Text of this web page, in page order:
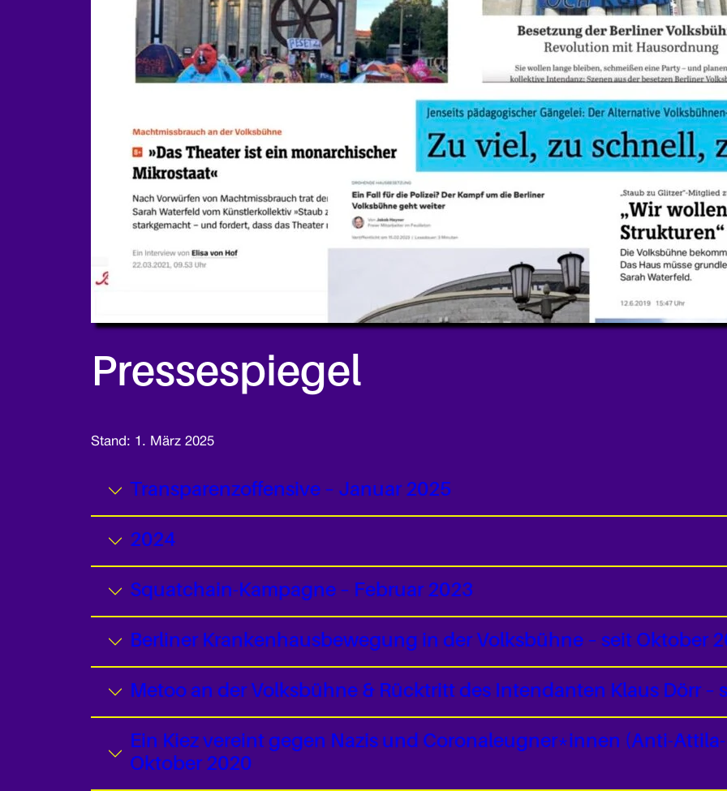
Pressespiegel
Stand: 1. März 2025
Transparenzoffensive – Januar 2025
2024
Squatchain-Kampagne – Februar 2023
Berliner Krankenhausbewegung in der Volksbühne – seit Oktober
Metoo an der Volksbühne & Rücktritt des Intendanten Klaus Dörr –
Ein Kiez vereint gegen Nazis und Coronaleugner*innen (Anti-
Oktober 2020